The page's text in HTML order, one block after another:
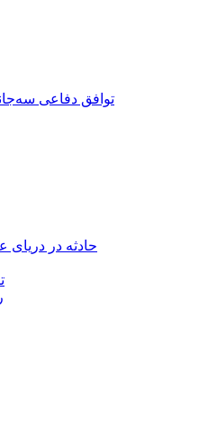
توافق دفاعی
حادثه در دریای